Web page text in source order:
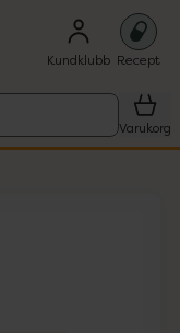
Kundklubb Recept
Varukorg